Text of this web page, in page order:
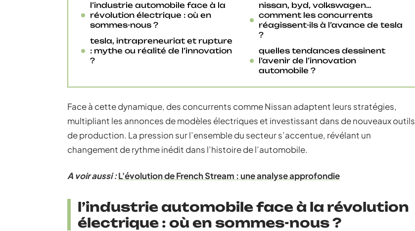
l’industrie automobile face à la
révolution électrique : où en
sommes-nous ?
tesla, intrapreneuriat et rupture
: mythe ou réalité de l’innovation
?
nissan, byd, volkswagen…
comment les concurrents
réagissent-ils à l’avance de tesla
?
quelles tendances dessinent
l’avenir de l’innovation
automobile ?
Face à cette dynamique, des concurrents comme Nissan adaptent leurs stratégies,
multipliant les annonces de modèles électriques et investissant dans de nouveaux outils
de production. La pression sur l’ensemble du secteur s’accentue, révélant un
changement de rythme inédit dans l’histoire de l’automobile.
A voir aussi :L'évolution de French Stream : une analyse approfondie
l’industrie automobile face à la révolution
électrique : où en sommes-nous ?